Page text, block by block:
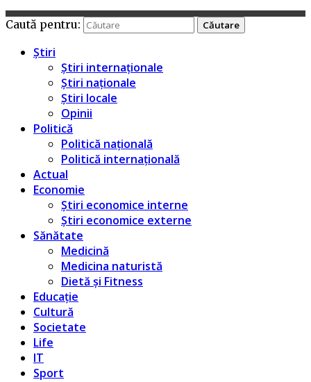
Caută pentru:
Știri
Știri internaționale
Știri naționale
Știri locale
Opinii
Politică
Politică națională
Politică internațională
Actual
Economie
Știri economice interne
Știri economice externe
Sănătate
Medicină
Medicina naturistă
Dietă și Fitness
Educație
Cultură
Societate
Life
IT
Sport